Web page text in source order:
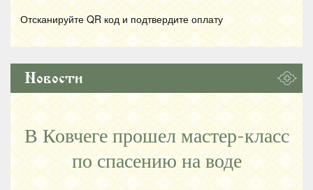
Отсканируйте QR код и подтвердите оплату
Новости
В Ковчеге прошел мастер-класс
по спасению на воде